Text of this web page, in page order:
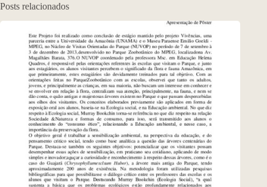
Posts relacionados